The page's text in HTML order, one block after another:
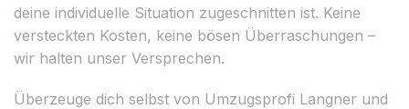
deine individuelle Situation zugeschnitten ist. Keine
versteckten Kosten, keine bösen Überraschungen –
wir halten unser Versprechen.
Überzeuge dich selbst von Umzugsprofi Langner und